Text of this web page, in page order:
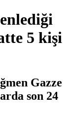
5 kişi
Gazze
son 24